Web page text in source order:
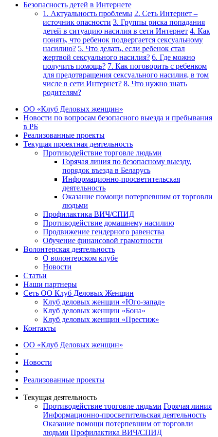
Безопасность детей в Интернете
1. Актуальность проблемы 2. Сеть Интернет –
источник опасности 3. Группы риска попадания
детей в ситуацию насилия в сети Интернет 4. Как
понять, что ребенок подвергается сексуальному
насилию? 5. Что делать, если ребенок стал
жертвой сексуального насилия? 6. Где можно
получить помощь? 7. Как поговорить с ребенком
для предотвращения сексуального насилия, в том
числе в сети Интернет? 8. Что нужно знать
родителям?
ОО «Клуб Деловых женщин»
Новости по вопросам безопасного выезда и пребывания
в РБ
Реализованные проекты
Текущая проектная деятельность
Противодействие торговле людьми
Горячая линия по безопасному выезду,
порядок въезда в Беларусь
Информационно-просветительская
деятельность
Оказание помощи потерпевшим от торговли
людьми
Профилактика ВИЧ/СПИД
Противодействие домашнему насилию
Продвижение гендерного равенства
Обучение финансовой грамотности
Волонтерская деятельность
О волонтерском клубе
Новости
Статьи
Наши партнеры
Сеть ОО Клуб Деловых Женщин
Клуб деловых женщин «Юго-запад»
Клуб деловых женщин «Бона»
Клуб деловых женщин «Престиж»
Контакты
ОО «Клуб Деловых женщин»
Новости
Реализованные проекты
Текущая деятельность
Противодействие торговле людьми Горячая линия
Информационно-просветительская деятельность
Оказание помощи потерпевшим от торговли
людьми Профилактика ВИЧ/СПИД